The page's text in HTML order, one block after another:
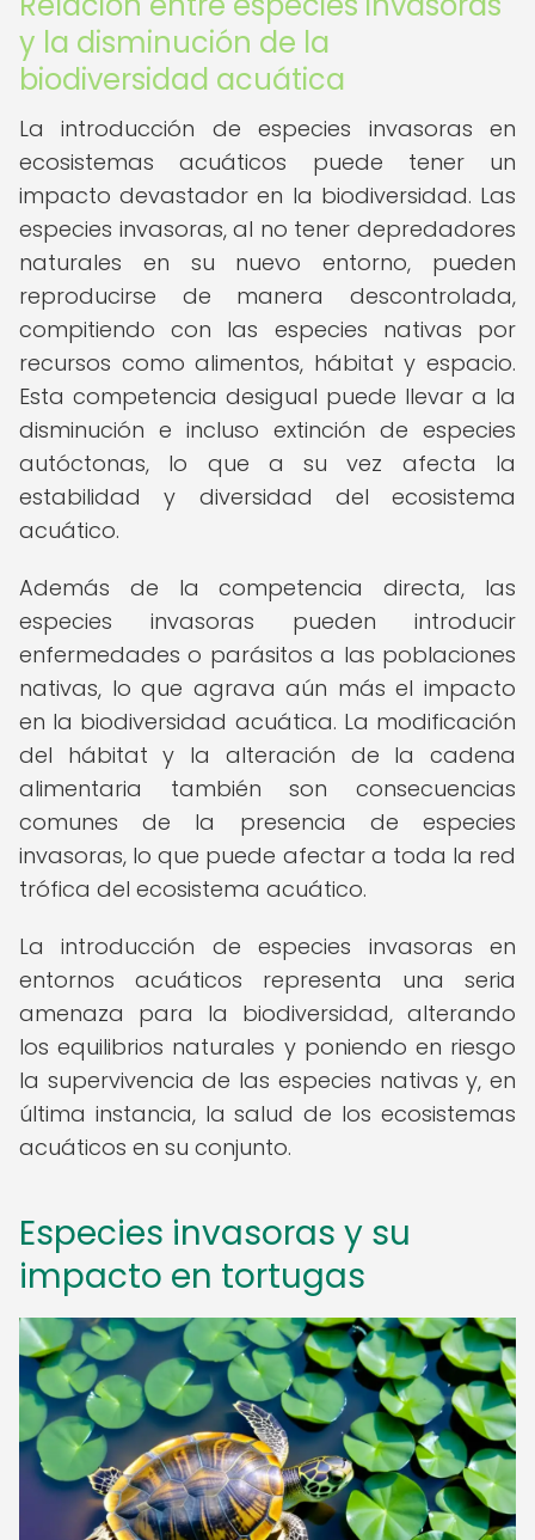
y la disminución de la
biodiversidad acuática
La introducción de especies invasoras en
ecosistemas acuáticos puede tener un
impacto devastador en la biodiversidad. Las
especies invasoras, al no tener depredadores
naturales en su nuevo entorno, pueden
reproducirse de manera descontrolada,
compitiendo con las especies nativas por
recursos como alimentos, hábitat y espacio.
Esta competencia desigual puede llevar a la
disminución e incluso extinción de especies
autóctonas, lo que a su vez afecta la
estabilidad y diversidad del ecosistema
acuático.
Además de la competencia directa, las
especies invasoras pueden introducir
enfermedades o parásitos a las poblaciones
nativas, lo que agrava aún más el impacto
en la biodiversidad acuática. La modificación
del hábitat y la alteración de la cadena
alimentaria también son consecuencias
comunes de la presencia de especies
invasoras, lo que puede afectar a toda la red
trófica del ecosistema acuático.
La introducción de especies invasoras en
entornos acuáticos representa una seria
amenaza para la biodiversidad, alterando
los equilibrios naturales y poniendo en riesgo
la supervivencia de las especies nativas y, en
última instancia, la salud de los ecosistemas
acuáticos en su conjunto.
Especies invasoras y su
impacto en tortugas